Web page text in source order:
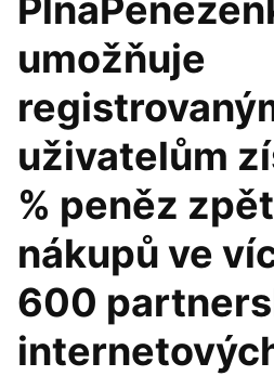
umožňuje
uživatelům
% peněz
nákupů ve
600